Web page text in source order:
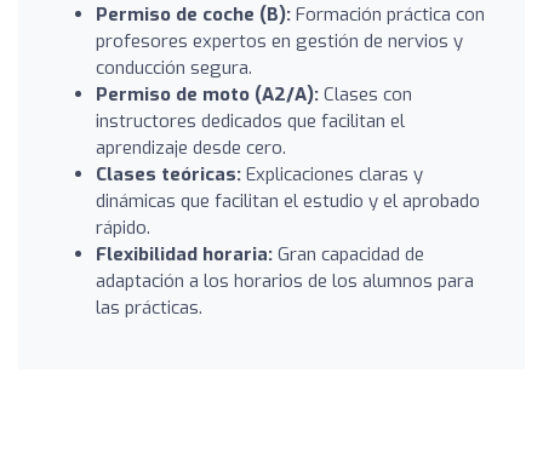
Permiso de coche (B): Formación práctica con
profesores expertos en gestión de nervios y
conducción segura.
Permiso de moto (A2/A): Clases con
instructores dedicados que facilitan el
aprendizaje desde cero.
Clases teóricas: Explicaciones claras y
dinámicas que facilitan el estudio y el aprobado
rápido.
Flexibilidad horaria: Gran capacidad de
adaptación a los horarios de los alumnos para
las prácticas.